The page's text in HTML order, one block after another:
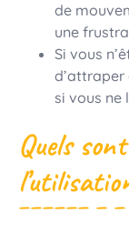
de
une
Si vous
si vous ne
Quels